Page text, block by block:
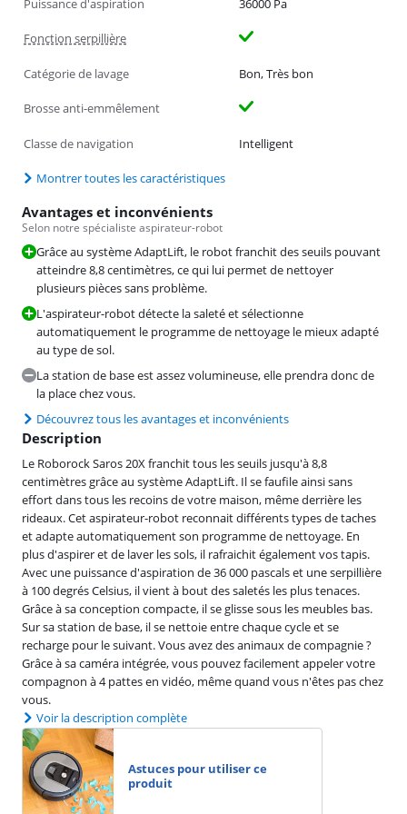
Puissance d'aspiration 36000 Pa
Fonction serpillière
Catégorie de lavage Bon, Très bon
Brosse anti-emmêlement
Classe de navigation Intelligent
Montrer toutes les caractéristiques
Avantages et inconvénients
Selon notre spécialiste aspirateur-robot
Grâce au système AdaptLift, le robot franchit des seuils pouvant
atteindre 8,8 centimètres, ce qui lui permet de nettoyer
plusieurs pièces sans problème.
L'aspirateur-robot détecte la saleté et sélectionne
automatiquement le programme de nettoyage le mieux adapté
au type de sol.
La station de base est assez volumineuse, elle prendra donc de
la place chez vous.
Découvrez tous les avantages et inconvénients
Description
Le Roborock Saros 20X franchit tous les seuils jusqu'à 8,8
centimètres grâce au système AdaptLift. Il se faufile ainsi sans
effort dans tous les recoins de votre maison, même derrière les
rideaux. Cet aspirateur-robot reconnait différents types de taches
et adapte automatiquement son programme de nettoyage. En
plus d'aspirer et de laver les sols, il rafraichit également vos tapis.
Avec une puissance d'aspiration de 36 000 pascals et une serpillière
à 100 degrés Celsius, il vient à bout des saletés les plus tenaces.
Grâce à sa conception compacte, il se glisse sous les meubles bas.
Sur sa station de base, il se nettoie entre chaque cycle et se
recharge pour le suivant. Vous avez des animaux de compagnie ?
Grâce à sa caméra intégrée, vous pouvez facilement appeler votre
compagnon à 4 pattes en vidéo, même quand vous n'êtes pas chez
vous.
Voir la description complète
Astuces pour utiliser ce
produit